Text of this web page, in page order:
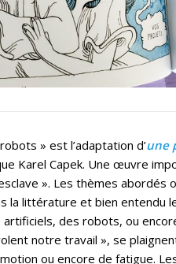
» est l’adaptation d’une
Karel Capek. Une œuvre
». Les thèmes
la littérature et bien entendu le
artificiels, des robots, ou
notre travail », se
ou encore de fatigue.